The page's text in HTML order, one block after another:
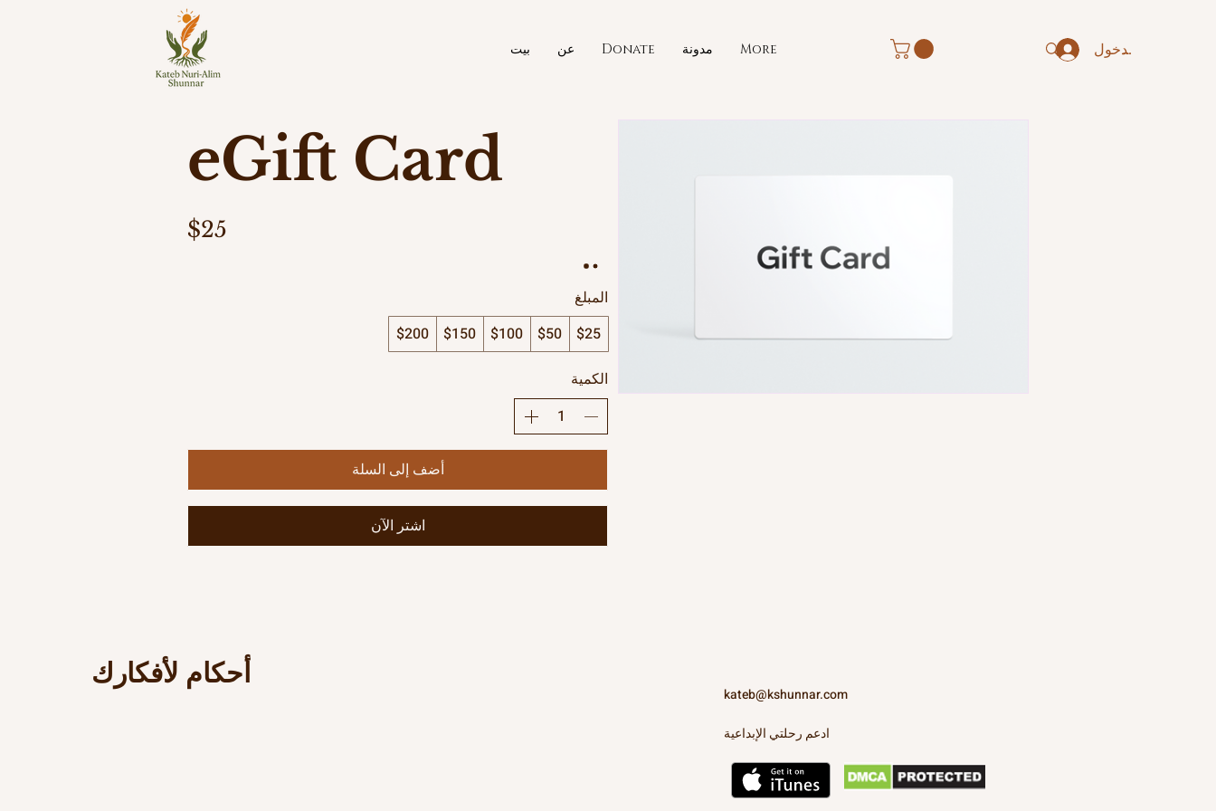
بيت عن Donate مدونة More تسجيل الدخول
eGift Card
$25
المبلغ
$25
$50
$100
$150
$200
الكمية
أضف إلى السلة
اشتر الآن
أحكام لأفكارك
kateb@kshunnar.com
ادعم رحلتي الإبداعية